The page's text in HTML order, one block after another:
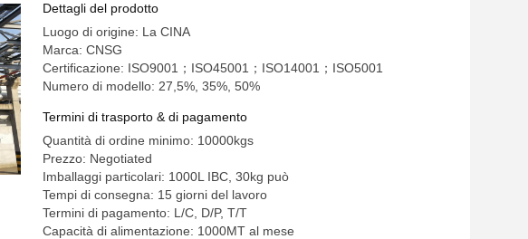
Dettagli del prodotto
Luogo di origine: La CINA
Marca: CNSG
Certificazione: ISO9001；ISO45001；ISO14001；ISO5001
Numero di modello: 27,5%, 35%, 50%
Termini di trasporto & di pagamento
Quantità di ordine minimo: 10000kgs
Prezzo: Negotiated
Imballaggi particolari: 1000L IBC, 30kg può
Tempi di consegna: 15 giorni del lavoro
Termini di pagamento: L/C, D/P, T/T
Capacità di alimentazione: 1000MT al mese